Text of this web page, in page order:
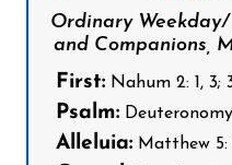
Ordinary
and Companions,
First: Nahum 2: 1, 3;
Psalm:
Alleluia: Matthew 5: